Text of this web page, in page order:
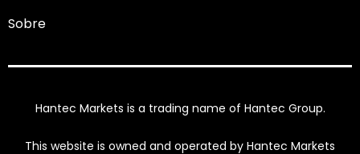
Sobre
Hantec Markets is a trading name of Hantec Group.
This website is owned and operated by Hantec Markets